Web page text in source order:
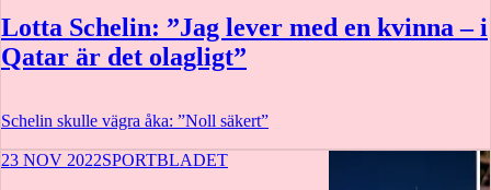
Lotta Schelin: ”Jag lever med en kvinna – i
Qatar är det olagligt”
Schelin skulle vägra åka: ”Noll säkert”
23 NOV 2022SPORTBLADET